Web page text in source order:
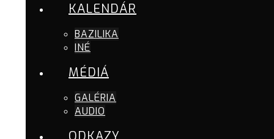
KALENDÁR
BAZILIKA
INÉ
MÉDIÁ
GALÉRIA
AUDIO